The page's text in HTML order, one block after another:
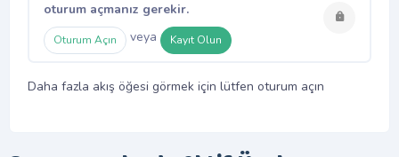
oturum açmanız gerekir.
Oturum Açın veya Kayıt Olun
Daha fazla akış öğesi görmek için lütfen oturum açın